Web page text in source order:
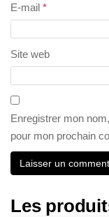
E-mail *
Site web
Enregistrer mon
pour mon prochain
Les